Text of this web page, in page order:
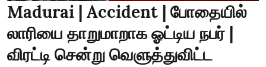
Madurai | Accident | போதையில்
லாரியை தாறுமாறாக ஓட்டிய நபர் |
விரட்டி சென்று வெளுத்துவிட்ட